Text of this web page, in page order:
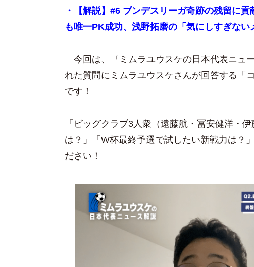
・【解説】#6 ブンデスリーガ奇跡の残留に
も唯一PK成功、浅野拓磨の「気にしすぎない
今回は、『ミムラユウスケの日本代表ニュ
れた質問にミムラユウスケさんが回答する「
です！
「ビッグクラブ3人衆（遠藤航・冨安健洋・
は？」「W杯最終予選で試したい新戦力は？
ださい！